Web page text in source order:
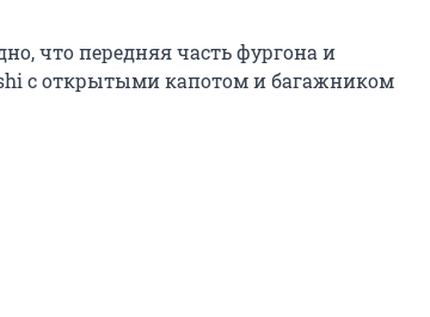
что передняя часть фургона и
с открытыми капотом и багажником